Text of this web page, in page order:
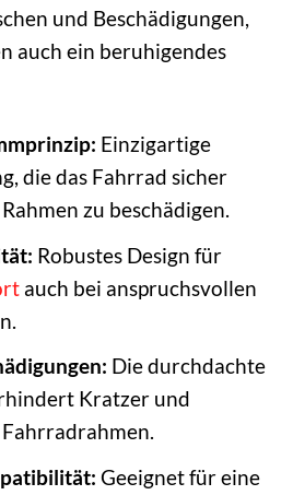
und Beschädigungen,
auch ein beruhigendes
Einzigartige
die das Fahrrad sicher
zu beschädigen.
Robustes Design für
auch bei anspruchsvollen
Die durchdachte
Kratzer und
Geeignet für eine